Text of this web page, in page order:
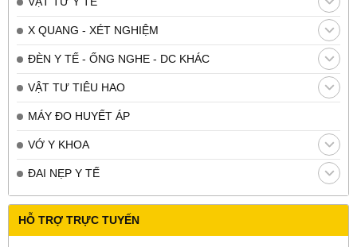
X QUANG - XÉT NGHIỆM
ĐÈN Y TẾ - ỐNG NGHE - DC KHÁC
VẬT TƯ TIÊU HAO
MÁY ĐO HUYẾT ÁP
VỚ Y KHOA
ĐAI NẸP Y TẾ
HỖ TRỢ TRỰC TUYẾN